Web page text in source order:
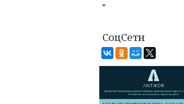
СоцСети